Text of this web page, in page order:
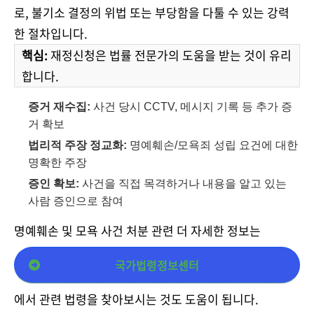
로, 불기소 결정의 위법 또는 부당함을 다툴 수 있는 강력
한 절차입니다.
핵심: 재정신청은 법률 전문가의 도움을 받는 것이 유리
합니다.
증거 재수집: 사건 당시 CCTV, 메시지 기록 등 추가 증
거 확보
법리적 주장 정교화: 명예훼손/모욕죄 성립 요건에 대한
명확한 주장
증인 확보: 사건을 직접 목격하거나 내용을 알고 있는
사람 증인으로 참여
명예훼손 및 모욕 사건 처분 관련 더 자세한 정보는
국가법령정보센터
에서 관련 법령을 찾아보시는 것도 도움이 됩니다.